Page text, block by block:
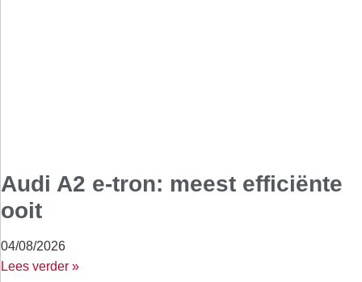
Audi A2 e-tron: meest efficiënte
ooit
04/08/2026
Lees verder »